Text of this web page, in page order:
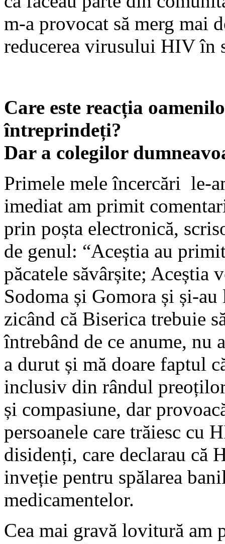
m-a provocat să merg mai
reducerea virusului HIV în
Care este reacția
întreprindeți?
Dar a colegilor
Primele mele încercări le-
imediat am primit
prin poșta electronică,
de genul: “Aceștia au
păcatele săvârșite; Aceștia
Sodoma și Gomora și și-
zicând că Biserica trebuie
întrebând de ce anume, nu
a durut și mă doare faptul
inclusiv din rândul
și compasiune, dar
persoanele care trăiesc cu
disidenți, care declarau că
inveție pentru spălarea
medicamentelor.
Cea mai gravă lovitură am